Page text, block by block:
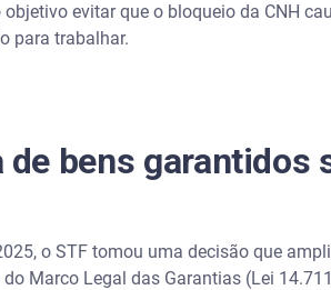
evitar que o bloqueio da CNH
para trabalhar.
de bens
o STF tomou uma decisão que
Marco Legal das Garantias (Lei